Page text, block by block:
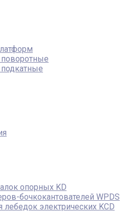
опорных KD
бочкокантователей WPDS
электрических KCD